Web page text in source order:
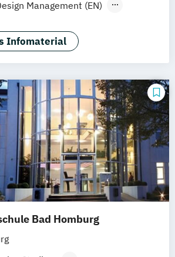
Management (EN)
Luxury Management (EN)
in Creative Industries (EN)
Infomaterial
Bad Homburg